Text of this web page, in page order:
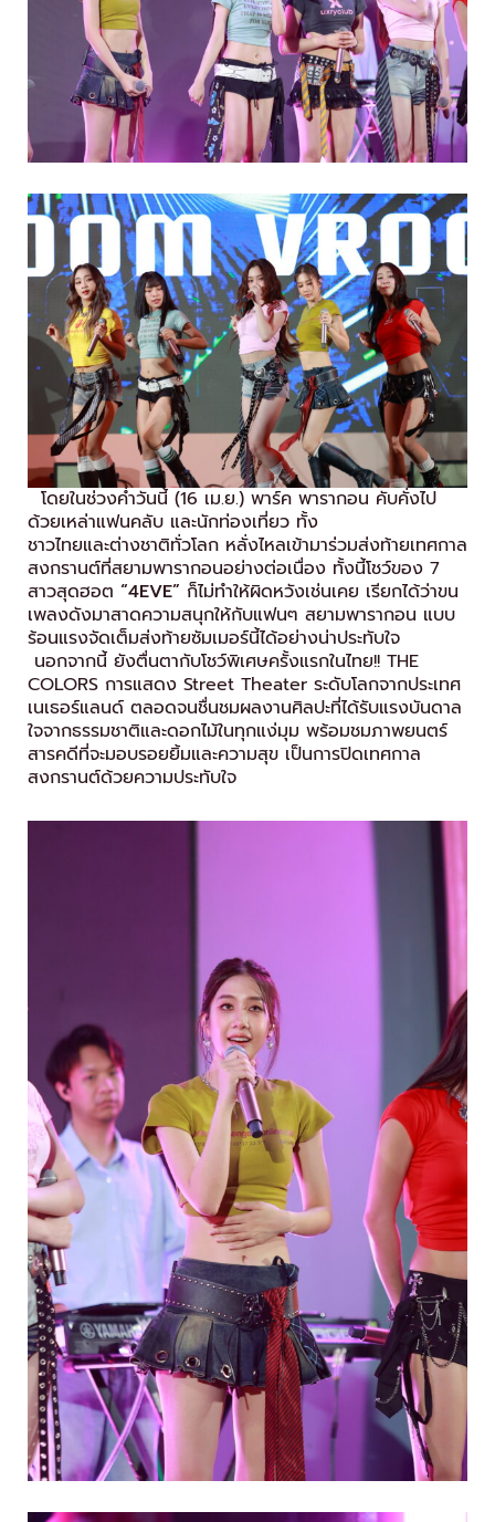
โดยในช่วงค่ำวันนี้ (16 เม.ย.) พาร์ค พารากอน คับคั่งไป
ด้วยเหล่าแฟนคลับ และนักท่องเที่ยว ทั้ง
ชาวไทยและต่างชาติทั่วโลก หลั่งไหลเข้ามาร่วมส่งท้ายเทศกาล
สงกรานต์ที่สยามพารากอนอย่างต่อเนื่อง ทั้งนี้โชว์ของ 7
สาวสุดฮอต “4EVE” ก็ไม่ทำให้ผิดหวังเช่นเคย เรียกได้ว่าขน
เพลงดังมาสาดความสนุกให้กับแฟนๆ สยามพารากอน แบบ
ร้อนแรงจัดเต็มส่งท้ายซัมเมอร์นี้ได้อย่างน่าประทับใจ
นอกจากนี้ ยังตื่นตากับโชว์พิเศษครั้งแรกในไทย!! THE
COLORS การแสดง Street Theater ระดับโลกจากประเทศ
เนเธอร์แลนด์ ตลอดจนชื่นชมผลงานศิลปะที่ได้รับแรงบันดาล
ใจจากธรรมชาติและดอกไม้ในทุกแง่มุม พร้อมชมภาพยนตร์
สารคดีที่จะมอบรอยยิ้มและความสุข เป็นการปิดเทศกาล
สงกรานต์ด้วยความประทับใจ